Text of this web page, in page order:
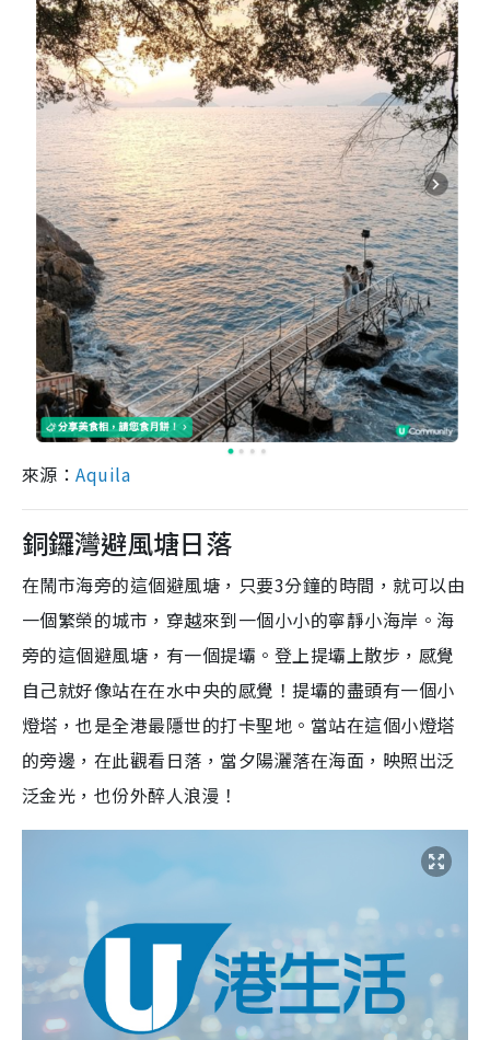
來源：Aquila
銅鑼灣避風塘日落
在鬧市海旁的這個避風塘，只要3分鐘的時間，就可以由
一個繁榮的城市，穿越來到一個小小的寧靜小海岸。海
旁的這個避風塘，有一個提壩。登上提壩上散步，感覺
自己就好像站在在水中央的感覺！提壩的盡頭有一個小
燈塔，也是全港最隱世的打卡聖地。當站在這個小燈塔
的旁邊，在此觀看日落，當夕陽灑落在海面，映照出泛
泛金光，也份外醉人浪漫！